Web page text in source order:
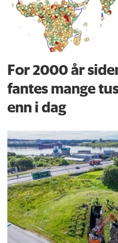
For 2000 år
fantes mange
enn i dag